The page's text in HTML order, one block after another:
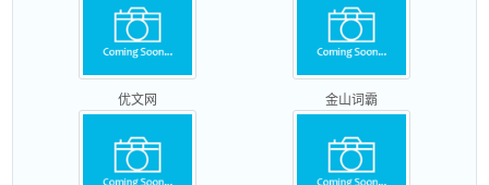
优文网 金山词霸